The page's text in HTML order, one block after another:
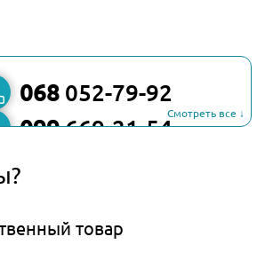
068 052-79-92
099669-21-54
067
Telegram
Смотреть все ↓
товар